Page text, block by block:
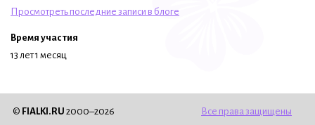
Просмотреть последние записи в блоге
Время участия
13 лет 1 месяц
© FIALKI.RU 2000–2026 Все права защищены